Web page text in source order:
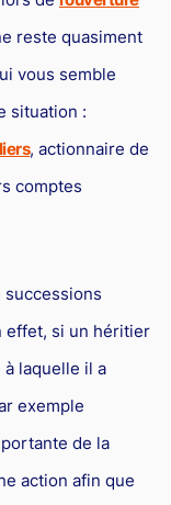
reste quasiment
vous semble
situation :
, actionnaire de
comptes
successions
effet, si un héritier
laquelle il a
exemple
de la
action afin que